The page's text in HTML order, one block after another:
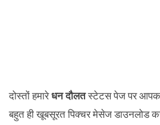
दोस्तों हमारेधन दौलतस्टेटस पेज पर
बहुत ही खूबसूरत पिक्चर मेसेज डाउनलोड